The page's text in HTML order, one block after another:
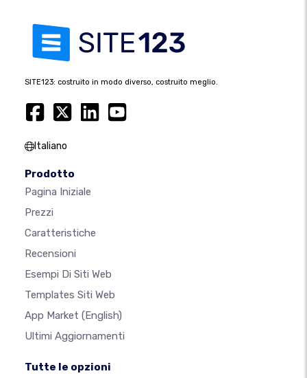
SITE123: costruito in modo diverso, costruito meglio.
Italiano
Prodotto
Pagina Iniziale
Prezzi
Caratteristiche
Recensioni
Esempi Di Siti Web
Templates Siti Web
App Market (English)
Ultimi Aggiornamenti
Tutte le opzioni